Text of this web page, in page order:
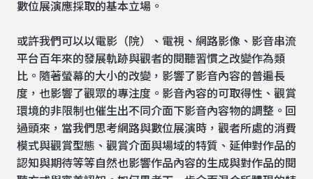
數位展演應採取的基本立場。
或許我們可以以電影（院）、電視、網路影像、影音串流
平台百年來的發展軌跡與觀者的閱聽習慣之改變作為類
比。隨著螢幕的大小的改變，影響了影音內容的普遍長
度，也影響了觀眾的專注度。影音內容的可取得性、觀賞
環境的非限制也催生出不同介面下影音內容物的調整。回
過頭來，當我們思考網路與數位展演時，觀者所處的消費
模式與觀賞型態、觀賞介面與場域的特質、延伸對作品的
認知與期待等等自然也影響作品內容的生成與對作品的閱